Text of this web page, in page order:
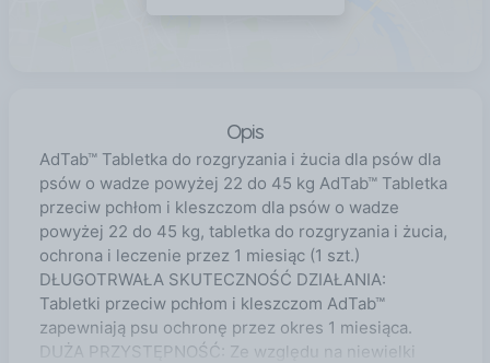
Opis
AdTab™ Tabletka do rozgryzania i żucia dla psów dla
psów o wadze powyżej 22 do 45 kg AdTab™ Tabletka
przeciw pchłom i kleszczom dla psów o wadze
powyżej 22 do 45 kg, tabletka do rozgryzania i żucia,
ochrona i leczenie przez 1 miesiąc (1 szt.)
DŁUGOTRWAŁA SKUTECZNOŚĆ DZIAŁANIA:
Tabletki przeciw pchłom i kleszczom AdTab™
zapewniają psu ochronę przez okres 1 miesiąca.
DUŻA PRZYSTĘPNOŚĆ: Ze względu na niewielki